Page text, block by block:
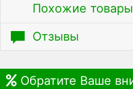
Похожие товары
Отзывы
Обратите Ваше